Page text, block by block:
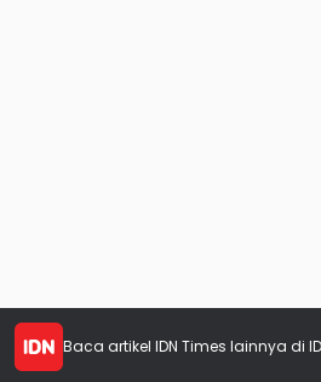
Baca artikel IDN Times lainnya di